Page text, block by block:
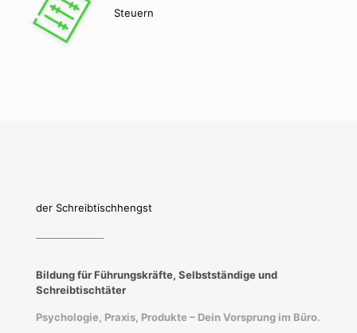
Steuern
der Schreibtischhengst
Bildung für Führungskräfte, Selbstständige und
Schreibtischtäter
Psychologie, Praxis, Produkte – Dein Vorsprung im Büro.